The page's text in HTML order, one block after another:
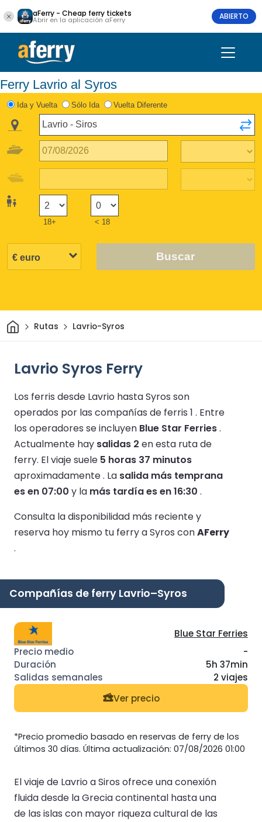
aFerry - Cheap ferry tickets
Abrir en la aplicación aFerry ABIERTO
Ferry Lavrio al Syros
Ida y Vuelta Sólo Ida Vuelta Diferente
18+ < 18
Buscar
InicioRutas Lavrio-Syros
Lavrio Syros Ferry
Los ferris desde Lavrio hasta Syros son
operados por las compañías de ferris 1 . Entre
los operadores se incluyen Blue Star Ferries.
Actualmente hay salidas 2 en esta ruta de
ferry. El viaje suele 5 horas 37 minutos
aproximadamente . La salida más temprana
es en 07:00 y la más tardía es en 16:30 .
Consulta la disponibilidad más reciente y
reserva hoy mismo tu ferry a Syros conAFerry
.
Compañías de ferry Lavrio–Syros
Blue Star Ferries
-
5h 37min
2 viajes
Ver precio
*Precio promedio basado en reservas de ferry de los
últimos 30 días. Última actualización: 07/08/2026 01:00
El viaje de Lavrio a Siros ofrece una conexión
fluida desde la Grecia continental hasta una
de las islas con mayor riqueza cultural de las